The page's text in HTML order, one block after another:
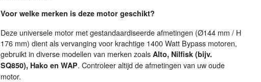
Voor welke merken is deze motor geschikt?
Deze universele motor met gestandaardiseerde afmetingen (Ø144 mm / H
176 mm) dient als vervanging voor krachtige 1400 Watt Bypass motoren,
gebruikt in diverse modellen van merken zoals Alto, Nilfisk (bijv.
SQ850), Hako en WAP. Controleer altijd de afmetingen van uw oude
motor.